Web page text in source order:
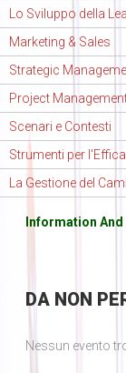
Lo Sviluppo della
Marketing & Sales
Strategic
Project
Scenari e Contesti
Strumenti per
La Gestione del
Information
DANON
Nessun evento